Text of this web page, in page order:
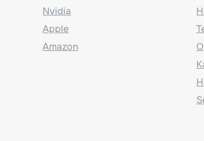
Nvidia
Apple
Amazon